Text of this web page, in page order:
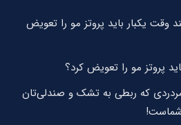
وقت یکبار باید پروتز مو را تعویض
پروتز مو را تعویض کرد؟
که ربطی به تشک و صندلی‌تان
شماست!